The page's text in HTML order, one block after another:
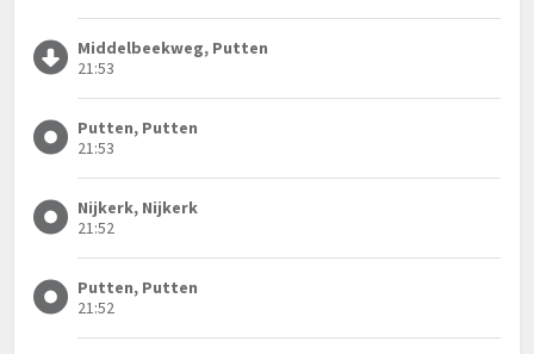
Middelbeekweg, Putten
21:53
Putten, Putten
21:53
Nijkerk, Nijkerk
21:52
Putten, Putten
21:52